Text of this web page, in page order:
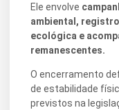
Ele envolve
ambiental,
ecológica e
remanescentes.
O encerramento
de estabilidade
previstos na